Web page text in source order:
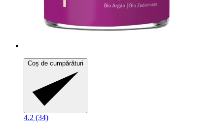
Coș de cumpărături
4.2 (34)